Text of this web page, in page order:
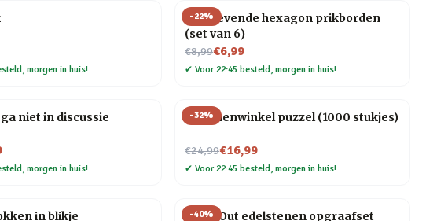
morgen in huis!
-22%
Zelfklevende hexagon prikborden
(set van 6)
€8,99
Nu voor€6,99
✔ Voor 22:45 besteld, morgen in huis!
niet in discussie
morgen in huis!
-32%
Bloemenwinkel puzzel (1000 stukjes)
€24,99
Nu voor€16,99
✔ Voor 22:45 besteld, morgen in huis!
in blikje -40%
Dig It Out edelstenen opgraafset